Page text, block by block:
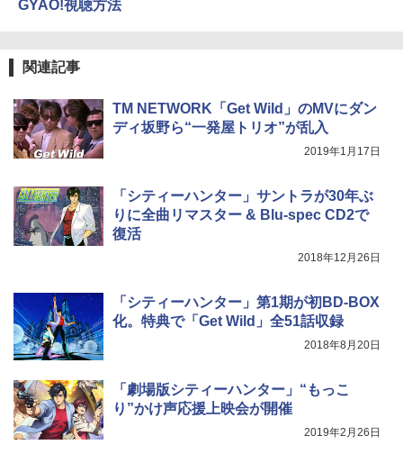
GYAO!視聴方法
関連記事
TM NETWORK「Get Wild」のMVにダン
ディ坂野ら“一発屋トリオ”が乱入
2019年1月17日
「シティーハンター」サントラが30年ぶ
りに全曲リマスター & Blu-spec CD2で
復活
2018年12月26日
「シティーハンター」第1期が初BD-BOX
化。特典で「Get Wild」全51話収録
2018年8月20日
「劇場版シティーハンター」“もっこ
り”かけ声応援上映会が開催
2019年2月26日